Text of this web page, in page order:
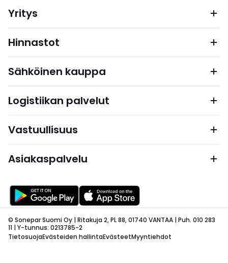
Yritys
Hinnastot
Sähköinen kauppa
Logistiikan palvelut
Vastuullisuus
Asiakaspalvelu
© Sonepar Suomi Oy | Ritakuja 2, PL 88, 01740 VANTAA | Puh. 010 283
11 | Y-tunnus: 0213785-2
TietosuojaEvästeiden hallintaEvästeetMyyntiehdot